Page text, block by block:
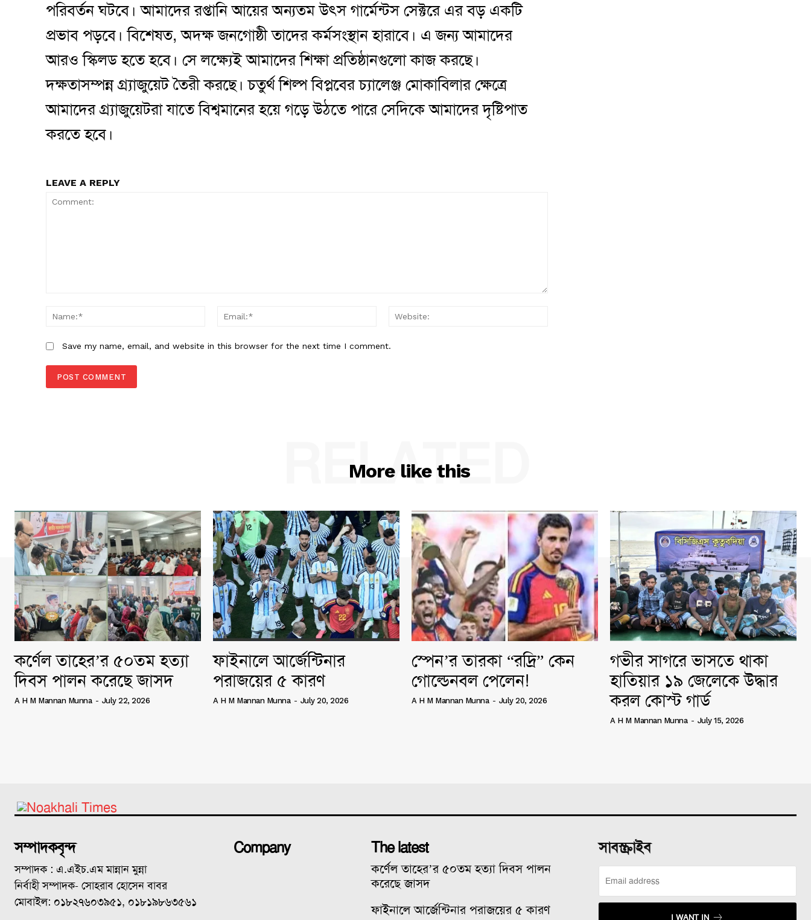
পরিবর্তন ঘটবে। আমাদের রপ্তানি আয়ের অন্যতম উৎস গার্মেন্টস সেক্টরে এর বড় একটি
প্রভাব পড়বে। বিশেষত, অদক্ষ জনগোষ্ঠী তাদের কর্মসংস্থান হারাবে। এ জন্য আমাদের
আরও স্কিলড হতে হবে। সে লক্ষ্যেই আমাদের শিক্ষা প্রতিষ্ঠানগুলো কাজ করছে।
দক্ষতাসম্পন্ন গ্র্যাজুয়েট তৈরী করছে। চতুর্থ শিল্প বিপ্লবের চ্যালেঞ্জ মোকাবিলার ক্ষেত্রে
আমাদের গ্র্যাজুয়েটরা যাতে বিশ্বমানের হয়ে গড়ে উঠতে পারে সেদিকে আমাদের দৃষ্টিপাত
করতে হবে।
LEAVE A REPLY
Name:* Email:*
Save my name, email, and website in this browser for the next time I comment.
More like this
RELATED
কর্ণেল তাহের’র ৫০তম হত্যা
দিবস পালন করেছে জাসদ
A H M Mannan Munna - July 22, 2026
ফাইনালে আর্জেন্টিনার
পরাজয়ের ৫ কারণ
A H M Mannan Munna - July 20, 2026
স্পেন’র তারকা “রদ্রি” কেন
গোল্ডেনবল পেলেন!
A H M Mannan Munna - July 20, 2026
গভীর সাগরে ভাসতে থাকা
হাতিয়ার ১৯ জেলেকে উদ্ধার
করল কোস্ট গার্ড
A H M Mannan Munna - July 15, 2026
সম্পাদকবৃন্দ
সম্পাদক : এ.এইচ.এম মান্নান মুন্না
নির্বাহী সম্পাদক- সোহরাব হোসেন বাবর
মোবাইল: ০১৮২৭৬০৩৯৫১, ০১৮১৯৮৬৩৫৬১
Company The latest
কর্ণেল তাহের’র ৫০তম হত্যা দিবস পালন
করেছে জাসদ
ফাইনালে আর্জেন্টিনার পরাজয়ের ৫ কারণ
সাবস্ক্রাইব
I WANT IN